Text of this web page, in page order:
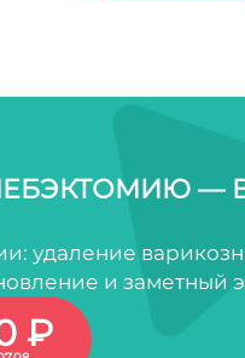
—
удаление
и заметный
₽